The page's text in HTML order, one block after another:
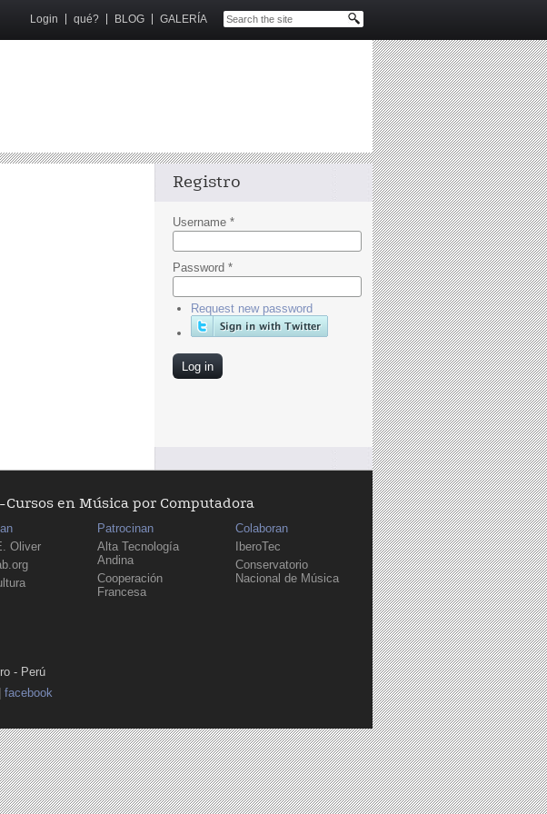
Login qué? BLOG GALERÍA
Registro
Username *
Password *
Request new password
Cursos en Música por Computadora
Oliver
Patrocinan
Alta Tecnología
Andina
Cooperación
Francesa
Colaboran
IberoTec
Conservatorio
Nacional de Música
- Perú
facebook